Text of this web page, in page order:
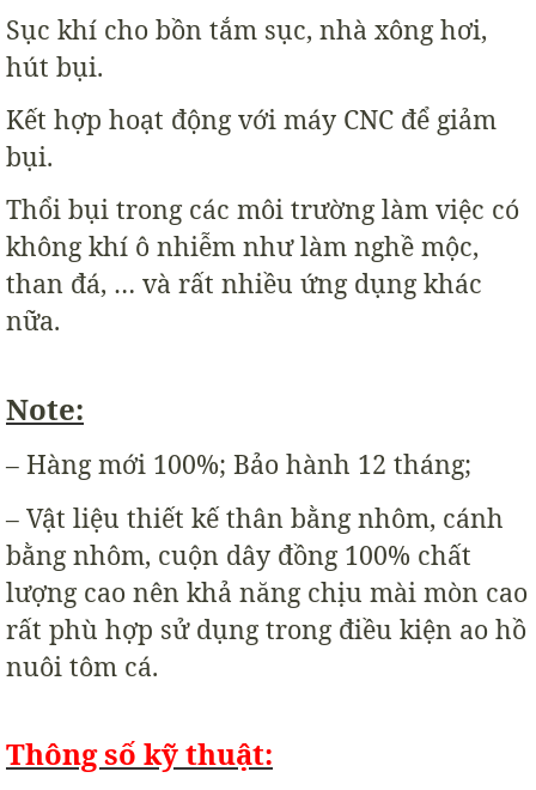
Sục khí cho bồn tắm sục, nhà xông hơi,
hút bụi.
Kết hợp hoạt động với máy CNC để giảm
bụi.
Thổi bụi trong các môi trường làm việc có
không khí ô nhiễm như làm nghề mộc,
than đá, … và rất nhiều ứng dụng khác
nữa.
Note:
– Hàng mới 100%; Bảo hành 12 tháng;
– Vật liệu thiết kế thân bằng nhôm, cánh
bằng nhôm, cuộn dây đồng 100% chất
lượng cao nên khả năng chịu mài mòn cao
rất phù hợp sử dụng trong điều kiện ao hồ
nuôi tôm cá.
Thông số kỹ thuật: